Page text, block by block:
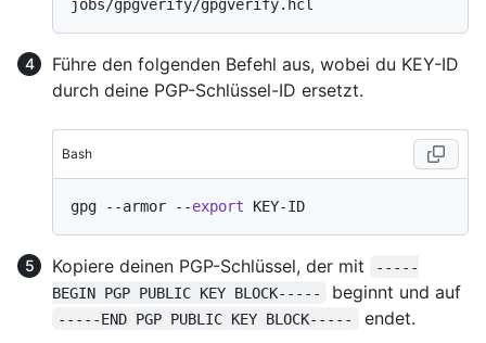
Führe den folgenden Befehl aus, wobei du KEY-ID
durch deine PGP-Schlüssel-ID ersetzt.
Bash
gpg --armor --export
Kopiere deinen PGP-Schlüssel, der mit
-----
BEGIN PGP PUBLIC KEY BLOCK-----
beginnt und auf
-----END PGP PUBLIC KEY BLOCK-----
endet.